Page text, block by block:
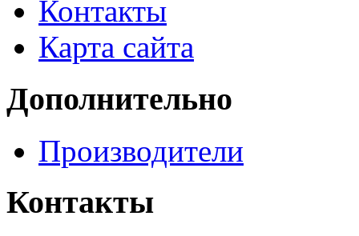
Контакты
Карта сайта
Дополнительно
Производители
Контакты